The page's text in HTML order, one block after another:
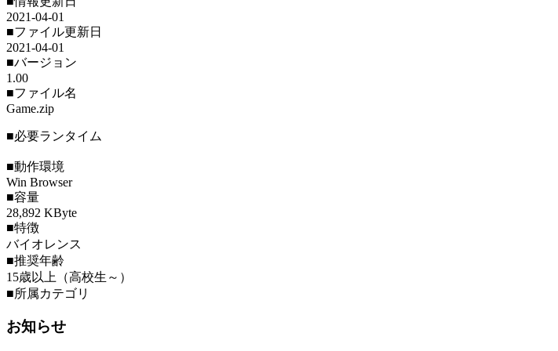
2021-04-01
■ファイル更新日
2021-04-01
■バージョン
1.00
■ファイル名
Game.zip
■必要ランタイム
■動作環境
Win Browser
■容量
28,892 KByte
■特徴
バイオレンス
■推奨年齢
15歳以上（高校生～）
■所属カテゴリ
お知らせ